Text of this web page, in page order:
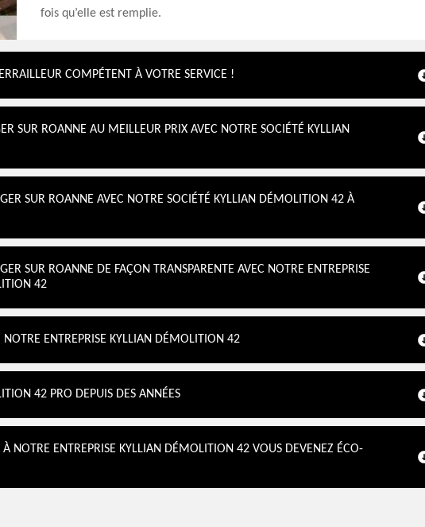
fois qu’elle est remplie.
COMPÉTENT À VOTRE SERVICE !
SUR ROANNE AU MEILLEUR PRIX AVEC NOTRE SOCIÉTÉ KYLLIAN
SUR ROANNE AVEC NOTRE SOCIÉTÉ KYLLIAN DÉMOLITION 42 À
SUR ROANNE DE FAÇON TRANSPARENTE AVEC NOTRE ENTREPRISE
42
NOTRE ENTREPRISE KYLLIAN DÉMOLITION 42
42 PRO DEPUIS DES ANNÉES
À NOTRE ENTREPRISE KYLLIAN DÉMOLITION 42 VOUS DEVENEZ ÉCO-